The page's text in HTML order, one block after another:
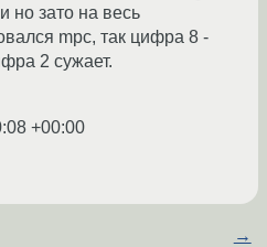
но зато на весь
mpc, так цифра 8 -
2 сужает.
+00:00
→